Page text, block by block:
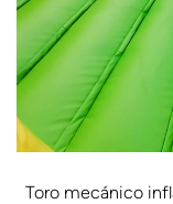
Toro mecánico